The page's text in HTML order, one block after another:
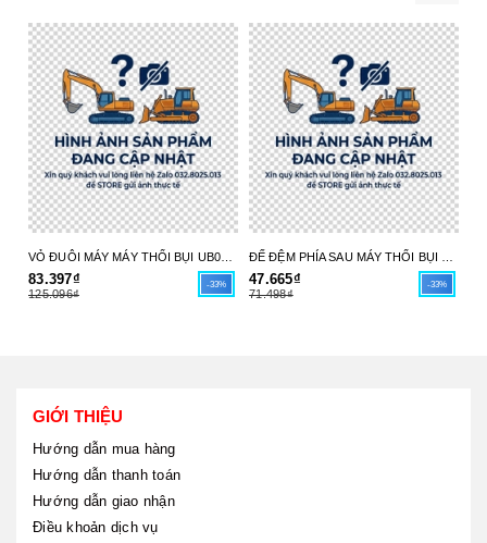
83.397₫
125.096₫
-33% 47.665₫
71.498₫
-33%
GIỚI THIỆU
Hướng dẫn mua hàng
Hướng dẫn thanh toán
Hướng dẫn giao nhận
Điều khoản dịch vụ